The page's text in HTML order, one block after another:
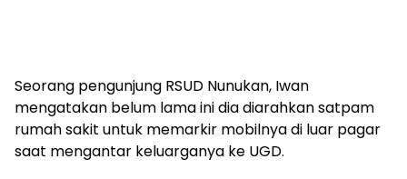
Seorang pengunjung RSUD Nunukan, Iwan
mengatakan belum lama ini dia diarahkan satpam
rumah sakit untuk memarkir mobilnya di luar pagar
saat mengantar keluarganya ke UGD.